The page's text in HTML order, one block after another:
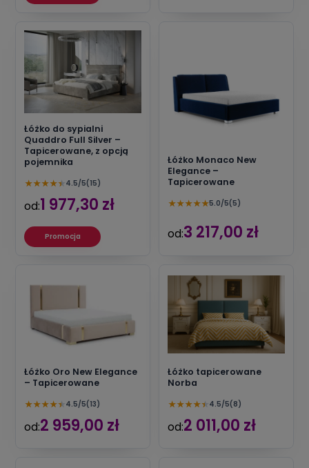
Łóżko do sypialni
Quaddro Full Silver –
Tapicerowane, z opcją
pojemnika
★★★★★ 4.5/5(15)
od:1 977,30 zł
Promocja
Łóżko Monaco New
Elegance –
Tapicerowane
★★★★★5.0/5(5)
od:3 217,00 zł
Łóżko Oro New Elegance
– Tapicerowane
★★★★★ 4.5/5(13)
od:2 959,00 zł
Łóżko tapicerowane
Norba
★★★★★ 4.5/5(8)
od:2 011,00 zł